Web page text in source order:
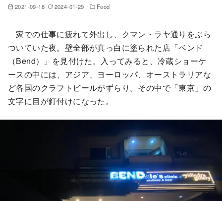
2021-09-18 2024-01-29 Food
家での仕事に疲れて外出し、クマン・ラヤ通りをぶら
ついていた夜。壁全部が真っ白に塗られた店「ベンド
（Bend）」を見付けた。入ってみると、冷蔵ショーケ
ースの中には、アジア、ヨーロッパ、オーストラリアな
ど各国のクラフトビールがずらり。その中で「東京」の
文字に目が釘付けになった。